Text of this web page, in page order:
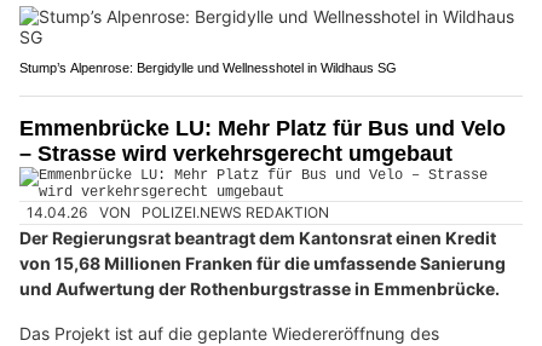
Stump’s Alpenrose: Bergidylle und Wellnesshotel in Wildhaus SG
Emmenbrücke LU: Mehr Platz für Bus und Velo
– Strasse wird verkehrsgerecht umgebaut
14.04.26 VON POLIZEI.NEWS REDAKTION
Der Regierungsrat beantragt dem Kantonsrat einen Kredit
von 15,68 Millionen Franken für die umfassende Sanierung
und Aufwertung der Rothenburgstrasse in Emmenbrücke.
Das Projekt ist auf die geplante Wiedereröffnung des